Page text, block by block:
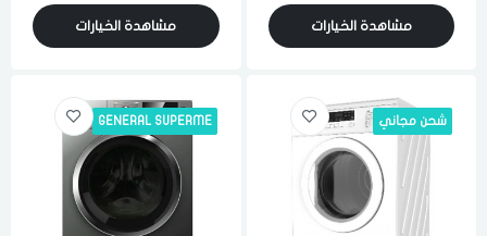
مشاهدة الخيارات مشاهدة الخيارات
شحن مجاني GENERAL SUPERME